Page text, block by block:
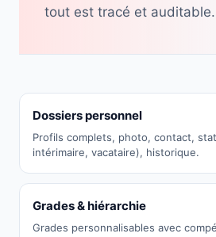
tout est tracé et auditable.
Dossiers personnel
Profils complets, photo, contact,
intérimaire, vacataire), historique.
Grades & hiérarchie
Grades personnalisables avec